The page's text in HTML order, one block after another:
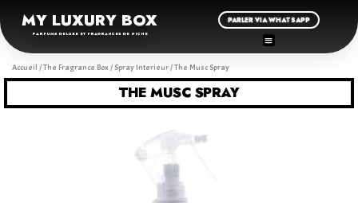
MY LUXURY BOX
PARFUMS DELUXE ET FRAGRANCES DE NICHE
PARLER VIA WHATSAPP
Accueil /The Fragrance Box/ Spray Interieur/ The Musc Spray
THE MUSC SPRAY